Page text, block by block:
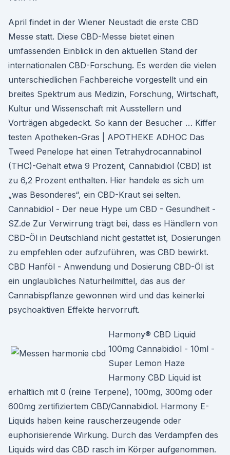
April findet in der Wiener Neustadt die erste CBD
Messe statt. Diese CBD-Messe bietet einen
umfassenden Einblick in den aktuellen Stand der
internationalen CBD-Forschung. Es werden die vielen
unterschiedlichen Fachbereiche vorgestellt und ein
breites Spektrum aus Medizin, Forschung, Wirtschaft,
Kultur und Wissenschaft mit Ausstellern und
Vorträgen abgedeckt. So kann der Besucher … Kiffer
testen Apotheken-Gras | APOTHEKE ADHOC Das
Tweed Penelope hat einen Tetrahydrocannabinol
(THC)-Gehalt etwa 9 Prozent, Cannabidiol (CBD) ist
zu 6,2 Prozent enthalten. Hier handele es sich um
„was Besonderes“, ein CBD-Kraut sei selten.
Cannabidiol - Der neue Hype um CBD - Gesundheit -
SZ.de Zur Verwirrung trägt bei, dass es Händlern von
CBD-Öl in Deutschland nicht gestattet ist, Dosierungen
zu empfehlen oder aufzuführen, was CBD bewirkt.
CBD Hanföl - Anwendung und Dosierung CBD-Öl ist
ein unglaubliches Naturheilmittel, das aus der
Cannabispflanze gewonnen wird und das keinerlei
psychoaktiven Effekte hervorruft.
Harmony® CBD Liquid
100mg Cannabidiol - 10ml -
Super Lemon Haze
Harmony CBD Liquid ist
erhältlich mit 0 (reine Terpene), 100mg, 300mg oder
600mg zertifiziertem CBD/Cannabidiol. Harmony E-
Liquids haben keine rauscherzeugende oder
euphorisierende Wirkung. Durch das Verdampfen des
Liquids wird das CBD rasch im Körper aufgenommen.